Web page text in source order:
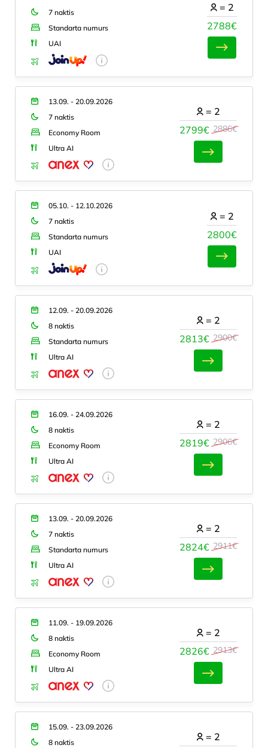
7 naktis
Standarta numurs
UAI
2788€
= 2
13.09. - 20.09.2026
7 naktis
Economy Room
Ultra AI
2799€ 2886€
= 2
05.10. - 12.10.2026
7 naktis
Standarta numurs
UAI
2800€
= 2
12.09. - 20.09.2026
8 naktis
Standarta numurs
Ultra AI
2813€ 2900€
= 2
16.09. - 24.09.2026
8 naktis
Economy Room
Ultra AI
2819€ 2906€
= 2
13.09. - 20.09.2026
7 naktis
Standarta numurs
Ultra AI
2824€ 2911€
= 2
11.09. - 19.09.2026
8 naktis
Economy Room
Ultra AI
2826€ 2913€
= 2
15.09. - 23.09.2026
8 naktis
= 2